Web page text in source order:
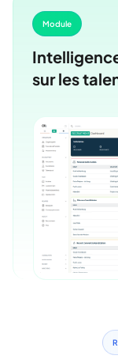
Module
sur les